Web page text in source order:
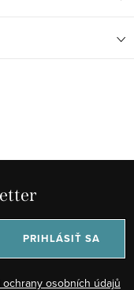
ochrany osobních údajů
PRIHLÁSIŤ SA